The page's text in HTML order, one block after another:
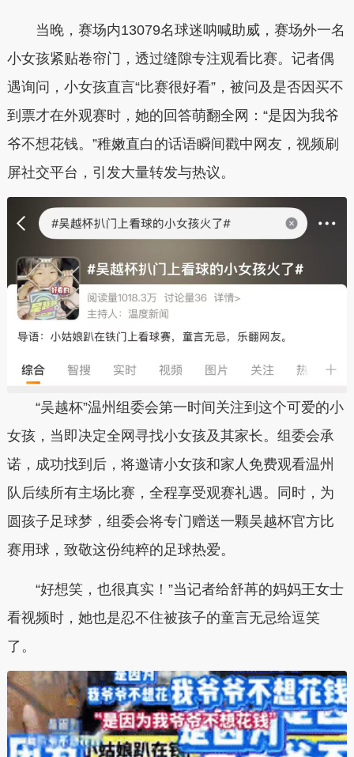
当晚，赛场内13079名球迷呐喊助威，赛场外一名
小女孩紧贴卷帘门，透过缝隙专注观看比赛。记者偶
遇询问，小女孩直言“比赛很好看”，被问及是否因买不
到票才在外观赛时，她的回答萌翻全网：“是因为我爷
爷不想花钱。”稚嫩直白的话语瞬间戳中网友，视频刷
屏社交平台，引发大量转发与热议。
“吴越杯”温州组委会第一时间关注到这个可爱的小
女孩，当即决定全网寻找小女孩及其家长。组委会承
诺，成功找到后，将邀请小女孩和家人免费观看温州
队后续所有主场比赛，全程享受观赛礼遇。同时，为
圆孩子足球梦，组委会将专门赠送一颗吴越杯官方比
赛用球，致敬这份纯粹的足球热爱。
“好想笑，也很真实！”当记者给舒苒的妈妈王女士
看视频时， 她也是忍不住被孩子的童言无忌给逗笑
了。